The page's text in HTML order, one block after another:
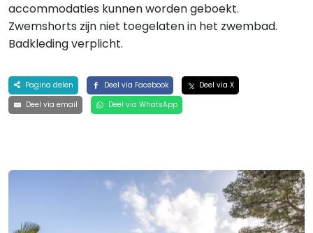
accommodaties kunnen worden geboekt.
Zwemshorts zijn niet toegelaten in het zwembad.
Badkleding verplicht.
Pagina delen Deel via Facebook
Deel via X
Deel via email
Deel via WhatsApp